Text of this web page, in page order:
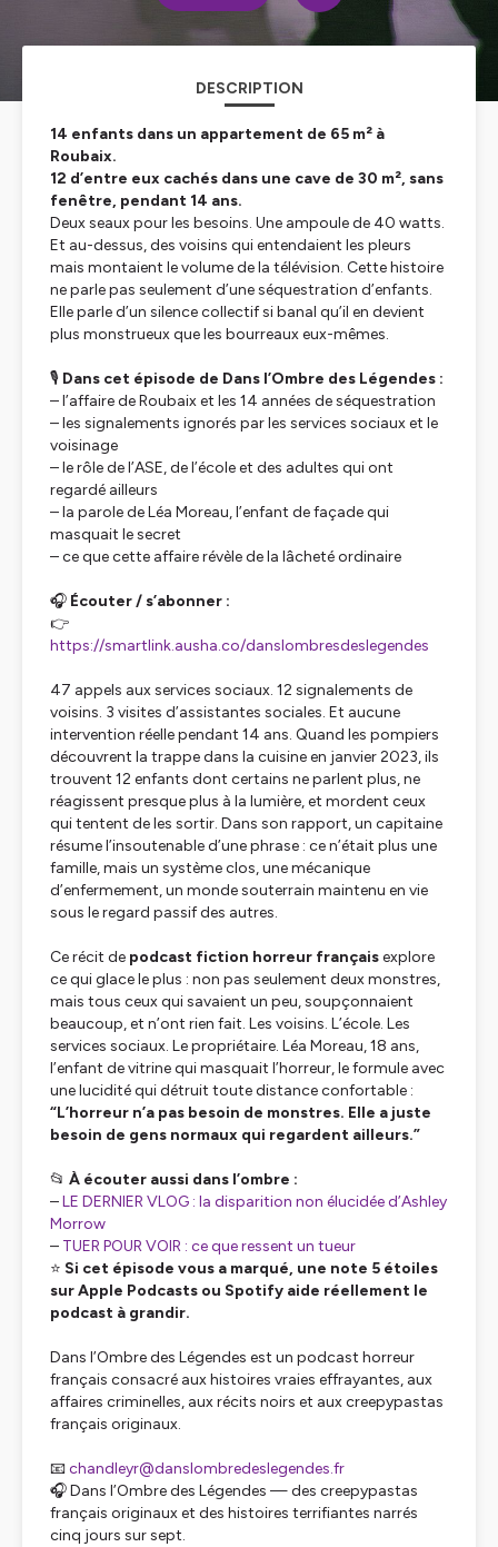
DESCRIPTION
14 enfants dans un appartement de 65 m² à
Roubaix.
12 d’entre eux cachés dans une cave de 30 m², sans
fenêtre, pendant 14 ans.
Deux seaux pour les besoins. Une ampoule de 40 watts.
Et au-dessus, des voisins qui entendaient les pleurs
mais montaient le volume de la télévision. Cette histoire
ne parle pas seulement d’une séquestration d’enfants.
Elle parle d’un silence collectif si banal qu’il en devient
plus monstrueux que les bourreaux eux-mêmes.
🎙️ Dans cet épisode de Dans l’Ombre des Légendes :
– l’affaire de Roubaix et les 14 années de séquestration
– les signalements ignorés par les services sociaux et le
voisinage
– le rôle de l’ASE, de l’école et des adultes qui ont
regardé ailleurs
– la parole de Léa Moreau, l’enfant de façade qui
masquait le secret
– ce que cette affaire révèle de la lâcheté ordinaire
🎧 Écouter / s’abonner :
👉
https://smartlink.ausha.co/danslombresdeslegendes
47 appels aux services sociaux. 12 signalements de
voisins. 3 visites d’assistantes sociales. Et aucune
intervention réelle pendant 14 ans. Quand les pompiers
découvrent la trappe dans la cuisine en janvier 2023, ils
trouvent 12 enfants dont certains ne parlent plus, ne
réagissent presque plus à la lumière, et mordent ceux
qui tentent de les sortir. Dans son rapport, un capitaine
résume l’insoutenable d’une phrase : ce n’était plus une
famille, mais un système clos, une mécanique
d’enfermement, un monde souterrain maintenu en vie
sous le regard passif des autres.
Ce récit de podcast fiction horreur françaisexplore
ce qui glace le plus : non pas seulement deux monstres,
mais tous ceux qui savaient un peu, soupçonnaient
beaucoup, et n’ont rien fait. Les voisins. L’école. Les
services sociaux. Le propriétaire. Léa Moreau, 18 ans,
l’enfant de vitrine qui masquait l’horreur, le formule avec
une lucidité qui détruit toute distance confortable :
“L’horreur n’a pas besoin de monstres. Elle a juste
besoin de gens normaux qui regardent ailleurs.”
📂 À écouter aussi dans l’ombre :
–LE DERNIER VLOG : la disparition non élucidée d’Ashley
Morrow
– TUER POUR VOIR : ce que ressent un tueur
⭐ Si cet épisode vous a marqué, une note 5 étoiles
sur Apple Podcasts ou Spotify aide réellement le
podcast à grandir.
Dans l’Ombre des Légendes est un podcast horreur
français consacré aux histoires vraies effrayantes, aux
affaires criminelles, aux récits noirs et aux creepypastas
français originaux.
📧chandleyr@danslombredeslegendes.fr
🎧 Dans l’Ombre des Légendes — des creepypastas
français originaux et des histoires terrifiantes narrés
cinq jours sur sept.